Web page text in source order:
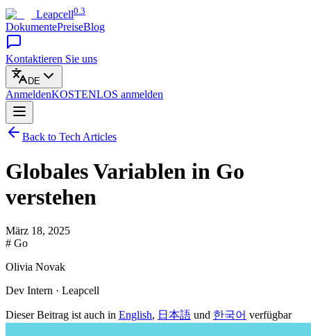
Leapcell0.3
DokumentePreiseBlog
Kontaktieren Sie uns
DE
AnmeldenKOSTENLOS anmelden
Back to Tech Articles
Globales Variablen in Go
verstehen
März 18, 2025
# Go
Olivia Novak
Dev Intern · Leapcell
Dieser Beitrag ist auch in English, 日本語 und 한국어 verfügbar